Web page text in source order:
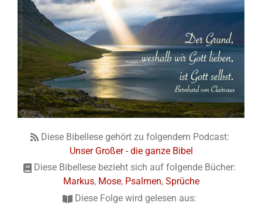
Diese Bibellese gehört zu folgendem Podcast:
Unser Großer - die ganze Bibel
Diese Bibellese bezieht sich auf folgende Bücher:
Markus, Mose, Psalmen, Sprüche
Diese Folge wird gelesen aus: